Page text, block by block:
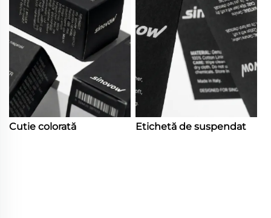
Cutie colorată Etichetă de suspendat